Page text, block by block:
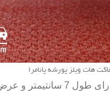
هات ویلز پورشه پانامرا